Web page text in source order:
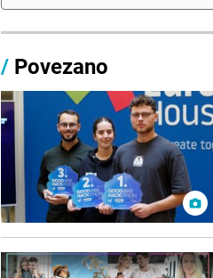
/ Povezano